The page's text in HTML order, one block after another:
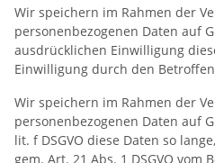
Wir speichern im Rahmen der
personenbezogenen Daten auf
ausdrücklichen Einwilligung
Einwilligung durch den
Wir speichern im Rahmen der
personenbezogenen Daten auf
lit. f DSGVO diese Daten so
gem. Art. 21 Abs. 1 DSGVO